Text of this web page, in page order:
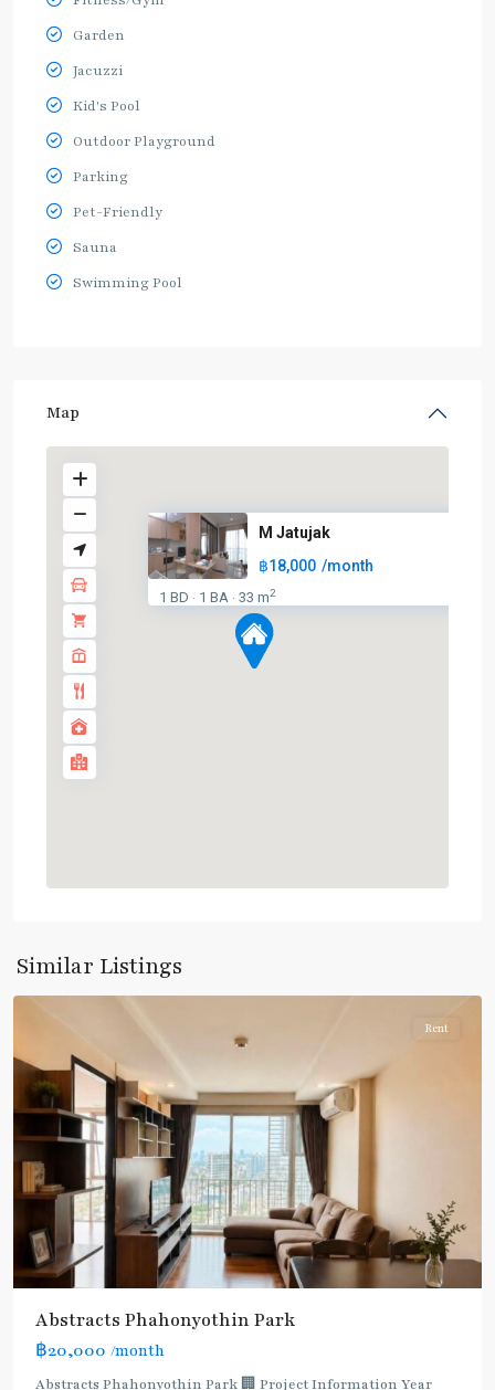
Garden
Jacuzzi
Kid's Pool
Outdoor Playground
Parking
Pet-Friendly
Sauna
Swimming Pool
Map
M Jatujak
฿18,000 /month
1 BD · 1 BA · 33 m2
Similar Listings
Light
Green
Line
(Sukhumvit)
Yaek
Paholyothin/Ratchayothin
Rent
Abstracts Phahonyothin Park
฿20,000 /month
Abstracts Phahonyothin Park 🏢 Project Information Year
BTS
:
Light